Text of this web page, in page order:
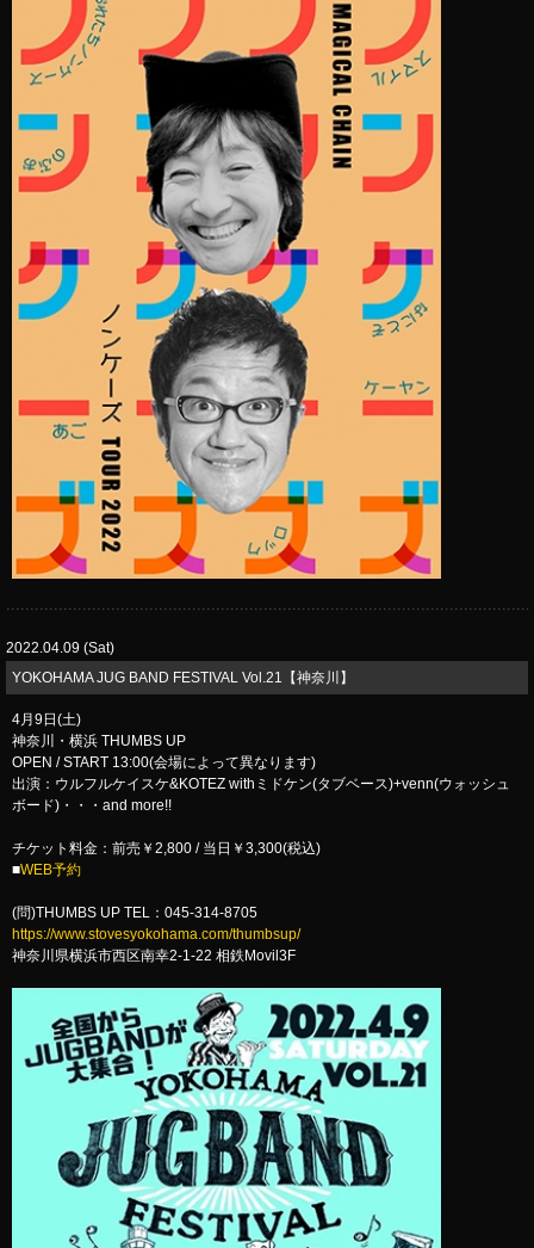
2022.04.09 (Sat)
​YOKOHAMA JUG BAND FESTIVAL Vol.21【神奈川】
4月9日(土)
神奈川・横浜 THUMBS UP
OPEN / START 13:00(会場によって異なります)
出演：ウルフルケイスケ&KOTEZ withミドケン(タブベース)+venn(ウォッシュ
ボード)・・・and more!!
チケット料金：前売￥2,800 / 当日￥3,300(税込)
■WEB予約
(問)THUMBS UP TEL：045-314-8705
https://www.stovesyokohama.com/thumbsup/
神奈川県横浜市西区南幸2-1-22 相鉄Movil3F